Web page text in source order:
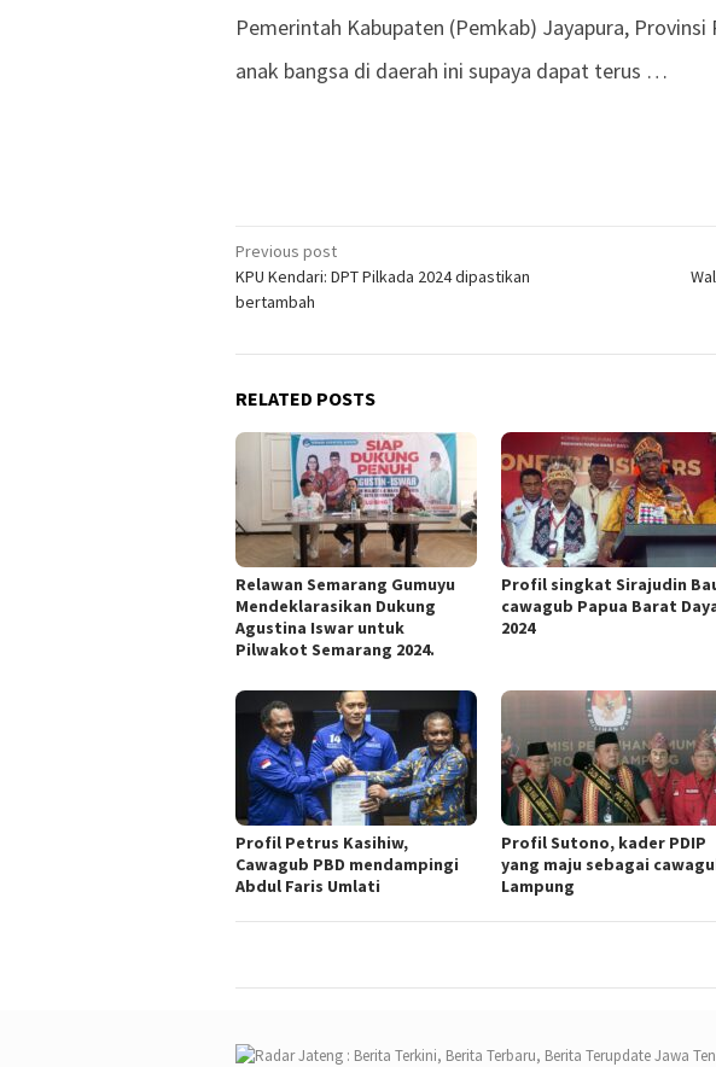
Pemerintah Kabupaten (Pemkab) Jayapura,
anak bangsa di daerah ini supaya dapat terus …
Post
navigation
Previous post
KPU Kendari: DPT Pilkada 2024 dipastikan
bertambah
RELATED POSTS
Relawan Semarang Gumuyu
Mendeklarasikan Dukung
Agustina Iswar untuk
Pilwakot Semarang 2024.
Profil singkat Sirajudin
cawagub Papua Barat
2024
Profil Petrus Kasihiw,
Cawagub PBD mendampingi
Abdul Faris Umlati
Profil Sutono, kader PDIP
yang maju sebagai
Lampung